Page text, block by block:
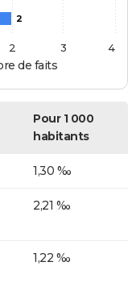
de faits
2
2 3 4
Pour 1 000
habitants
1,30 ‰
2,21 ‰
1,22 ‰